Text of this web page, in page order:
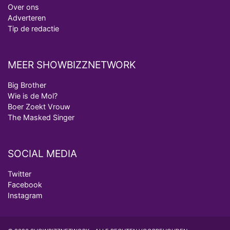
Over ons
Adverteren
Tip de redactie
MEER SHOWBIZZNETWORK
Big Brother
Wie is de Mol?
Boer Zoekt Vrouw
The Masked Singer
SOCIAL MEDIA
Twitter
Facebook
Instagram